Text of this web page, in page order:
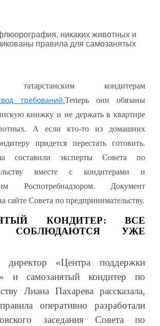
татарстанским кондитерам
требований.Теперь они обязаны
книжку и не держать в квартире
А если кто-то из домашних
придется перестать готовить.
составили эксперты Совета по
вместе с кондитерами и
Роспотребнадзором. Документ
сайте Совета по предпринимательству.
КОНДИТЕР: ВСЕ
СОБЛЮДАЮТСЯ УЖЕ
директор «Центра поддержки
и самозанятый кондитер по
Лиана Пахарева рассказала,
оперативно разработали
заседания Совета по